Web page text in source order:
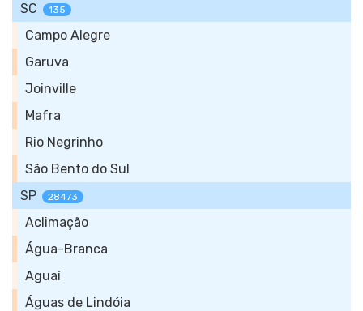
SC
135
Campo Alegre
Garuva
Joinville
Mafra
Rio Negrinho
São Bento do Sul
SP
28473
Aclimação
Água-Branca
Aguaí
Águas de Lindóia